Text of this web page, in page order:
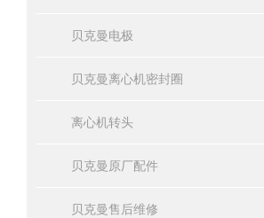
贝克曼电极
贝克曼离心机密封圈
离心机转头
贝克曼原厂配件
贝克曼售后维修